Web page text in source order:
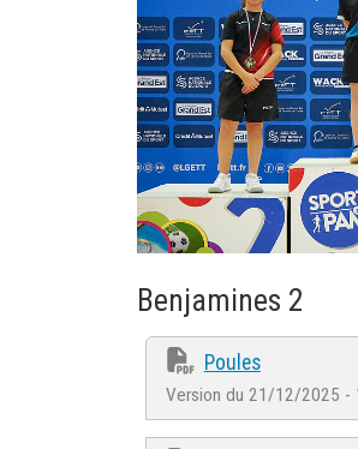
Benjamines 2
Poules
Version du 21/12/2025 -